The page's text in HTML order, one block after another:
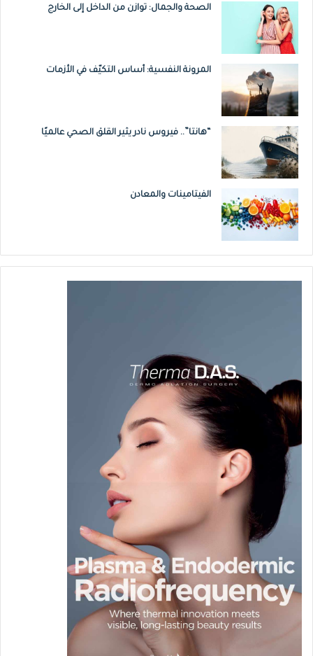
الصحة والجمال: توازن من الداخل إلى الخارج
المرونة النفسية: أساس التكيّف في الأزمات
“هانتا”.. فيروس نادر يثير القلق الصحي عالميًا
الفيتامينات والمعادن